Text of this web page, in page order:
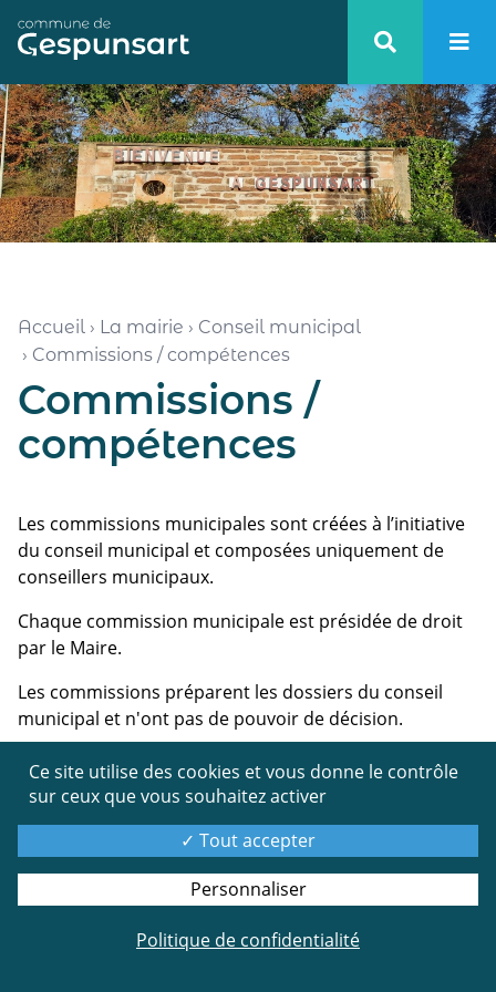
Haut de page
Accueil › La mairie › Conseil municipal
› Commissions / compétences
Commissions /
compétences
Les commissions municipales sont créées à l’initiative
du conseil municipal et composées uniquement de
conseillers municipaux.
Chaque commission municipale est présidée de droit
par le Maire.
Les commissions préparent les dossiers du conseil
municipal et n'ont pas de pouvoir de décision.
Elles donnent seulement un avis et font des
propositions pour éclairer les décisions du conseil
Le conseil municipal peut mettre en place également
des commissions temporaires pour examiner une
question spécifique.
A l’unanimité, le conseil municipal a décidé de créer 6
Ce site utilise des cookies et vous donne le contrôle
sur ceux que vous souhaitez activer
Tout accepter
Personnaliser
Politique de confidentialité